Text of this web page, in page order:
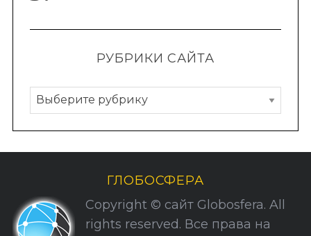
РУБРИКИ САЙТА
Р
у
б
р
и
С
ГЛОБОСФЕРА
Copyright © сайт Globosfera. All
rights reserved. Все права на